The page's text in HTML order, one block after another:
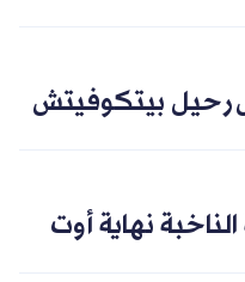
بيتكوفيتش
نهاية أوت